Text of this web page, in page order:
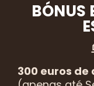
BÓNUS
300 euros de